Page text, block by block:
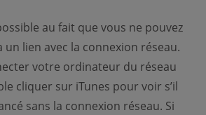
au fait que vous ne pouvez
un lien avec la connexion réseau.
votre ordinateur du réseau
cliquer sur iTunes pour voir s’il
sans la connexion réseau. Si